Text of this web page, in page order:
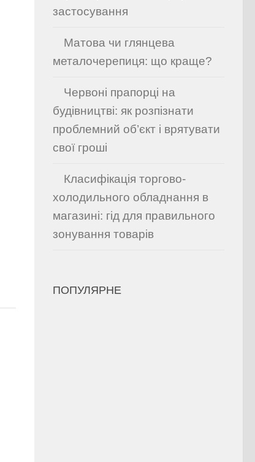
застосування
Матова чи глянцева
металочерепиця: що краще?
Червоні прапорці на
будівництві: як розпізнати
проблемний об’єкт і врятувати
свої гроші
Класифікація торгово-
холодильного обладнання в
магазині: гід для правильного
зонування товарів
ПОПУЛЯРНЕ